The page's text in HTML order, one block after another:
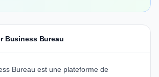
Business Bureau
Bureau est une plateforme de